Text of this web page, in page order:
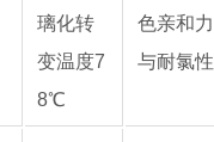
璃化转
变温度7
8℃
色亲和力
与耐氯性